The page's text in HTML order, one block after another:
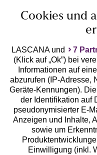
Geprüfte
Unsere Apps
Cookies und
LASCANA und 7
(Klick auf „Ok”) bei
Informationen auf
abzurufen (IP-Adresse,
Geräte-Kennungen).
der Identifikation auf
pseudonymisierter E-
Anzeigen und Inhalte,
sowie um
Einwilligung (inkl.